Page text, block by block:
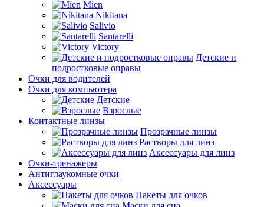
Mien
Nikitana
Salivio
Santarelli
Victory
Детские и
подростковые оправы
Очки для водителей
Очки для компьютера
Детские
Взрослые
Контактные линзы
Прозрачные линзы
Растворы для линз
Аксессуары для линз
Очки-тренажеры
Антиглаукомные очки
Аксессуары
Пакеты для очков